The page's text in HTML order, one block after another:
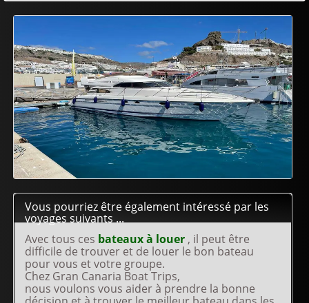
Vous pourriez être également intéressé par les
voyages suivants ...
Avec tous ces bateaux à louer , il peut être
difficile de trouver et de louer le bon bateau
pour vous et votre groupe.
Chez Gran Canaria Boat Trips,
nous voulons vous aider à prendre la bonne